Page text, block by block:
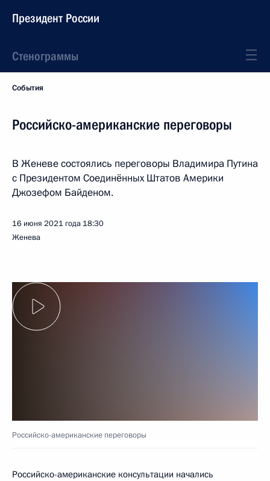
Президент России
Стенограммы
События
Российско-американские переговоры
В Женеве состоялись переговоры Владимира Путина
с Президентом Соединённых Штатов Америки
Джозефом Байденом.
16 июня 2021 года 18:30
Женева
Российско-американские переговоры
Российско-американские консультации начались